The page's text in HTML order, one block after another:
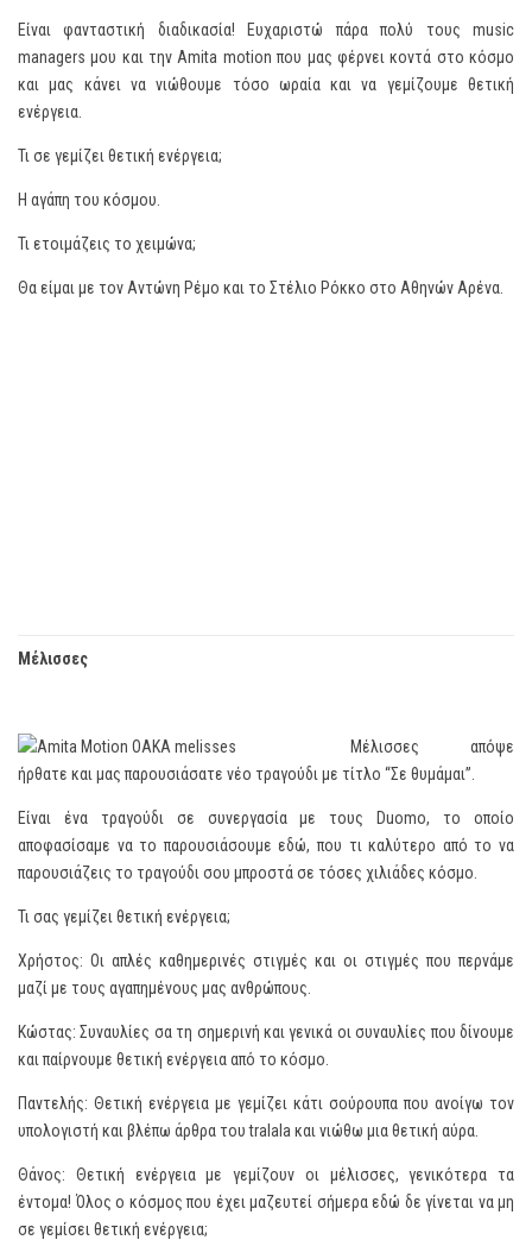
Είναι φανταστική διαδικασία! Ευχαριστώ πάρα πολύ τους music
managers μου και την Amita motion που μας φέρνει κοντά στο κόσμο
και μας κάνει να νιώθουμε τόσο ωραία και να γεμίζουμε θετική
ενέργεια.
Τι σε γεμίζει θετική ενέργεια;
Η αγάπη του κόσμου.
Τι ετοιμάζεις το χειμώνα;
Θα είμαι με τον Αντώνη Ρέμο και το Στέλιο Ρόκκο στο Αθηνών Αρένα.
Μέλισσες
Μέλισσες απόψε
ήρθατε και μας παρουσιάσατε νέο τραγούδι με τίτλο “Σε θυμάμαι”.
Είναι ένα τραγούδι σε συνεργασία με τους Duomo, το οποίο
αποφασίσαμε να το παρουσιάσουμε εδώ, που τι καλύτερο από το να
παρουσιάζεις το τραγούδι σου μπροστά σε τόσες χιλιάδες κόσμο.
Τι σας γεμίζει θετική ενέργεια;
Χρήστος: Οι απλές καθημερινές στιγμές και οι στιγμές που περνάμε
μαζί με τους αγαπημένους μας ανθρώπους.
Κώστας: Συναυλίες σα τη σημερινή και γενικά οι συναυλίες που δίνουμε
και παίρνουμε θετική ενέργεια από το κόσμο.
Παντελής: Θετική ενέργεια με γεμίζει κάτι σούρουπα που ανοίγω τον
υπολογιστή και βλέπω άρθρα του tralala και νιώθω μια θετική αύρα.
Θάνος: Θετική ενέργεια με γεμίζουν οι μέλισσες, γενικότερα τα
έντομα! Όλος ο κόσμος που έχει μαζευτεί σήμερα εδώ δε γίνεται να μη
σε γεμίσει θετική ενέργεια;